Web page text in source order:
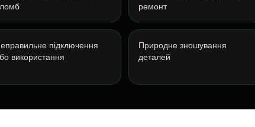
ремонт
підключення
використання
Природне зношування
деталей